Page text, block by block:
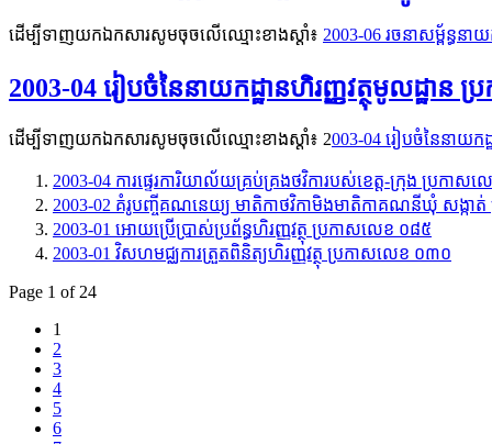
ដើម្បីទាញយកឯកសារសូមចុចលើឈ្មោះខាងស្តាំ៖ 2003-06 រចនាសម្ព័ន្ធនា
2003-04 រៀបចំនៃនាយកដ្ឋានហិរញ្ញវត្ថុមូលដ្ឋាន
ដើម្បីទាញយកឯកសារសូមចុចលើឈ្មោះខាងស្តាំ៖ 2003-04 រៀបចំនៃនាយក
2003-04 ការផ្ទេរការិយាល័យគ្រប់គ្រងថវិការបស់ខេត្ត-ក្រុង ប្រកាស
2003-02 គំរូបញ្ចីគណនេយ្យ មាតិកាថវិកាមិងមាតិកាគណនីឃុំ​ សង្ក
2003-01 អោយប្រើប្រាស់ប្រព័ន្ធហិរញ្ញវត្ថុ ប្រកាសលេខ ០៨៥
2003-01 វិសហមជ្ឈការត្រួតពិនិត្យហិរញ្ញវត្ថុ ប្រកាសលេខ ០៣០
Page 1 of 24
1
2
3
4
5
6